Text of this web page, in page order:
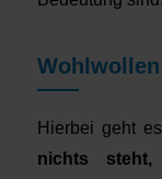
Wohlwollen
Hierbei geht
nichts steht,